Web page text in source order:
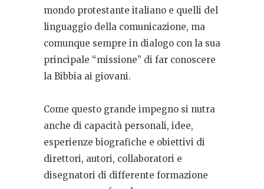
mondo protestante italiano e quelli del
linguaggio della comunicazione, ma
comunque sempre in dialogo con la sua
principale “missione” di far conoscere
la Bibbia ai giovani.
Come questo grande impegno si nutra
anche di capacità personali, idee,
esperienze biografiche e obiettivi di
direttori, autori, collaboratori e
disegnatori di differente formazione